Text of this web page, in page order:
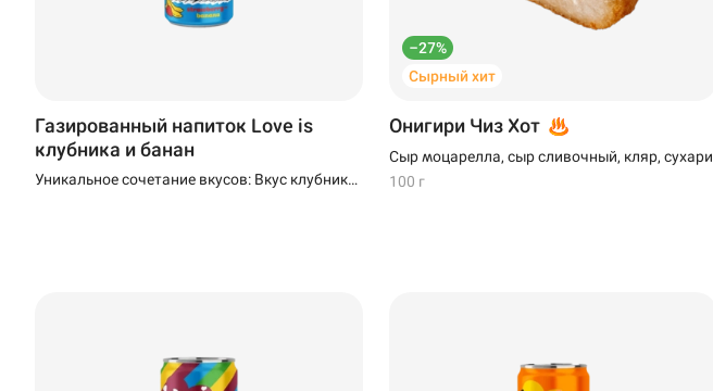
Газированный напиток Love is
клубника и банан
Уникальное сочетание вкусов: Вкус клубники
–27%
Сырный хит
Онигири Чиз Хот
Сыр моцарелла, сыр сливочный, кляр, сухари
100 г